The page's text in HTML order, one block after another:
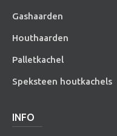
Gashaarden
Houthaarden
Palletkachel
Speksteen houtkachels
INFO